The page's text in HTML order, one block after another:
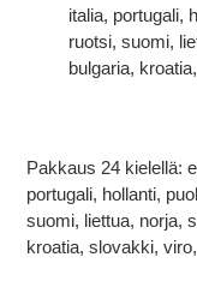
italia, portugali,
ruotsi, suomi,
bulgaria,
Pakkaus 24 kielellä:
portugali, hollanti,
suomi, liettua, norja,
kroatia, slovakki,